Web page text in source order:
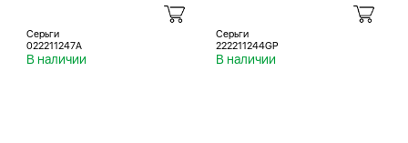
Серьги
022211247A
В наличии
Серьги
222211244GP
В наличии